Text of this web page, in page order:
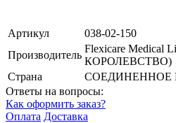
Артикул
038-02-150
Производитель
Flexicare
КОРОЛЕВСТВО)
Страна
СОЕДИНЕННОЕ
Ответы на вопросы:
Как оформить заказ?
Оплата Доставка